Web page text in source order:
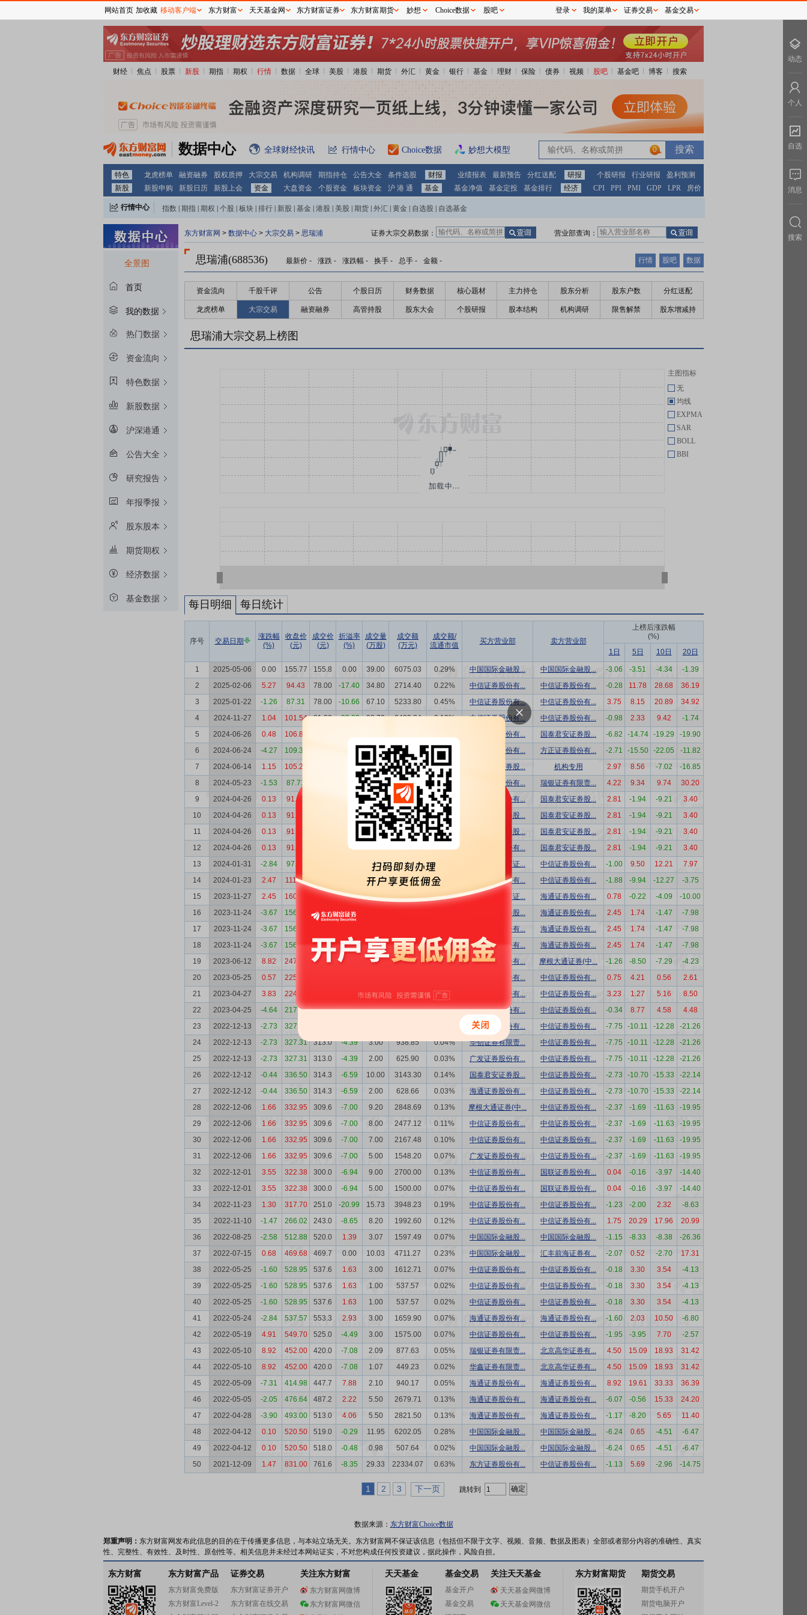
财经 焦点 股票 新股 期指 期权 行情 数据 全球 美股 港股 期货 外汇 黄金 银行 基金 理财 保险 债券 视频 股吧 基金吧 博客 搜索
数据中心 全球财经快讯 行情中心 Choice数据 妙想大模型 0
特色 龙虎榜单 融资融券 股权质押 大宗交易 机构调研 期指持仓 公告大全 条件选股 财报 业绩报表 最新预告 分红送配 研报 个股研报 行业研报
盈利预测
新股
新股申购 新股日历 新股上会 资金 大盘资金 个股资金 板块资金 沪 港 通 基金 基金净值 基金定投 基金排行 经济 CPI PPI PMI GDP LPR 房价
行情中心 指数 期指 期权 个股 板块 排行 新股 基金 港股 美股 期货 外汇 黄金 自选股 自选基金
全景图
首页
我的数据
热门数据
资金流向
特色数据
新股数据
沪深港通
公告大全
研究报告
年报季报
股东股本
期货期权
经济数据
基金数据
东方财富网 > 数据中心 > 大宗交易 > 思瑞浦 营业部查询：
证券大宗交易数据：
思瑞浦(688536) 最新价 - 涨跌 - 涨跌幅 - 换手 - 总手 - 金额 - 行情 股吧 数据
资金流向 千股千评 公告 个股日历 财务数据 核心题材 主力持仓 股东分析 股东户数 分红送配
龙虎榜单 大宗交易 融资融券 高管持股 股东大会 个股研报 股本结构 机构调研 限售解禁 股东增减持
思瑞浦大宗交易上榜图
主图指标
无
均线
EXPMA
SAR
BOLL
BBI
每日明细 每日统计
序号 交易日期
涨跌幅
(%)
收盘价
(元)
成交价
(元)
折溢率
(%)
成交量
(万股)
成交额
(万元)
成交额/
流通市值
买方营业部 卖方营业部
上榜后涨跌幅
(%)
1日
5日 10日 20日
1 2025-05-06 0.00 155.77 155.8 0.00 39.00 6075.03 0.29% 中国国际金融股... 中国国际金融股... -3.06 -3.51 -4.34
-1.39
2
2025-02-06 5.27 94.43 78.00 -17.40 34.80 2714.40 0.22% 中信证券股份有... 中信证券股份有... -0.28 11.78 28.68
36.19
3
2025-01-22 -1.26 87.31 78.00 -10.66 67.10 5233.80 0.45% 中信证券股份有... 中信证券股份有... 3.75 8.15 20.89
34.92
4
2024-11-27 1.04 101.54 81.20 -20.03 30.70 2492.84 0.19% 中信证券股份有... 中信证券股份有... -0.98 2.33 9.42
-1.74
5
2024-06-26 0.48 106.87 信达证券股份有... 国泰君安证券股... -6.82 -14.74 -19.29
-19.90
6
2024-06-24 -4.27 109.32 -16.43 4.86 444.45 0.03% 信达证券股份有... 方正证券股份有... -2.71 -15.50 -22.05
-11.82
7
2024-06-14 1.15 105.20 0.00 24.00 2524.80 0.18% 国泰君安证券股... 机构专用 2.97 8.56 -7.02
-16.85
8
2024-05-23 -1.53 87.71 9.15 823.36 0.07% 中信证券股份有... 瑞银证券有限责... 4.22 9.34 9.74
30.20
9
2024-04-26 0.13 91.17 0.00 26.80 2442.95 0.20% 海通证券股份有... 国泰君安证券股... 2.81 -1.94 -9.21
3.40
10
2024-04-26 0.13 91.17 0.00 11.37 1036.50 0.09% 国泰君安证券股... 国泰君安证券股... 2.81 -1.94 -9.21
3.40
11
2024-04-26 0.13 91.17 4.76 433.86 0.04% 中国银河证券股... 国泰君安证券股... 2.81 -1.94 -9.21
3.40
12
2024-04-26 0.13 91.17 0.00 3.34 304.85 0.03% 海通证券股份有... 国泰君安证券股... 2.81 -1.94 -9.21
3.40
13
2024-01-31 -2.84 97.67 3.00 290.07 0.02% 中国中金财富证... 中信证券股份有... -1.00 9.50 12.21
7.97
14
2024-01-23 2.47 111.61 9.80 1082.90 0.08% 中信证券股份有... 中信证券股份有... -1.88 -9.94 -12.27
-3.75
15
2023-11-27 2.45 160.11 144.8 -9.57 1.60 231.65 0.01% 中国中金财富证... 海通证券股份有... 0.78 -0.22 -4.09
-10.00
16
2023-11-24 -3.67 156.28 144.8 -7.36 中信建投证券股... 海通证券股份有... 2.45 1.74 -1.47
-7.98
17
2023-11-24 -3.67 156.28 财通证券股份有... 海通证券股份有... 2.45 1.74 -1.47
-7.98
18
2023-11-24 -3.67 156.28 144.8 -7.36 1.40 202.69 0.01% 民生证券股份有... 海通证券股份有... 2.45 1.74 -1.47
-7.98
19
2023-06-12 8.82 247.00 243.0 -1.62 7.56 1837.08 0.11% 中信证券股份有... 摩根大通证券(中... -1.26 -8.50 -7.29
-4.23
20
2023-05-25 0.57 225.28 中信证券股份有... 中信证券股份有... 0.75 4.21 0.56
2.61
21
2023-04-27 3.83 224.99 -22.22 17.00 2975.00 0.20% 中信证券股份有... 中信证券股份有... 3.23 1.27 5.16
8.50
22
2023-04-25 -4.64 217.43 183.0 -15.83 10.90 1994.70 0.14% 中信证券股份有... 中信证券股份有... -0.34 8.77 4.58
4.48
23
2022-12-13 -2.73 327.31 广发证券股份有... 中信证券股份有... -7.75 -10.11 -12.28
-21.26
24
2022-12-13 -2.73 327.31 313.0 -4.39 3.00 938.85 0.04% 华创证券有限责... 中信证券股份有... -7.75 -10.11 -12.28
-21.26
25
2022-12-13 -2.73 327.31 313.0 -4.39 2.00 625.90 0.03% 广发证券股份有... 中信证券股份有... -7.75 -10.11 -12.28
-21.26
26
2022-12-12 -0.44 336.50 314.3 -6.59 10.00 3143.30 0.14% 国泰君安证券股... 中信证券股份有... -2.73 -10.70 -15.33
-22.14
27
2022-12-12 -0.44 336.50 314.3 -6.59 2.00 628.66 0.03% 海通证券股份有... 中信证券股份有... -2.73 -10.70 -15.33
-22.14
28
2022-12-06 1.66 332.95 309.6 -7.00 9.20 2848.69 0.13% 摩根大通证券(中... 中信证券股份有... -2.37 -1.69 -11.63
-19.95
29
2022-12-06 1.66 332.95 309.6 -7.00 8.00 2477.12 0.11% 中信证券股份有... 中信证券股份有... -2.37 -1.69 -11.63
-19.95
30
2022-12-06 1.66 332.95 309.6 -7.00 7.00 2167.48 0.10% 中信证券股份有... 中信证券股份有... -2.37 -1.69 -11.63
-19.95
31
2022-12-06 1.66 332.95 309.6 -7.00 5.00 1548.20 0.07% 广发证券股份有... 中信证券股份有... -2.37 -1.69 -11.63
-19.95
32
2022-12-01 3.55 322.38 300.0 -6.94 9.00 2700.00 0.13% 中信证券股份有... 国联证券股份有... 0.04 -0.16 -3.97
-14.40
33
2022-12-01 3.55 322.38 300.0 -6.94 5.00 1500.00 0.07% 中信证券股份有... 国联证券股份有... 0.04 -0.16 -3.97
-14.40
34
2022-11-23 1.30 317.70 251.0 -20.99 15.73 3948.23 0.19% 中信证券股份有... 中信证券股份有... -1.23 -2.00 2.32
-8.63
35
2022-11-10 -1.47 266.02 243.0 -8.65 8.20 1992.60 0.12% 中信证券股份有... 中信证券股份有... 1.75 20.29 17.96
20.99
36
2022-08-25 -2.58 512.88 520.0 1.39 3.07 1597.49 0.07% 中国国际金融股... 中国国际金融股... -1.15 -8.33 -8.38
-26.36
37
2022-07-15 0.68 469.68 469.7 0.00 10.03 4711.27 0.23% 中国国际金融股... 汇丰前海证券有... -2.07 0.52 -2.70
17.31
38
2022-05-25 -1.60 528.95 537.6 1.63 3.00 1612.71 0.07% 中信证券股份有... 中信证券股份有... -0.18 3.30 3.54
-4.13
39
2022-05-25 -1.60 528.95 537.6 1.63 1.00 537.57 0.02% 中信证券股份有... 中信证券股份有... -0.18 3.30 3.54
-4.13
40
2022-05-25 -1.60 528.95 537.6 1.63 1.00 537.57 0.02% 中信证券股份有... 中信证券股份有... -0.18 3.30 3.54
-4.13
41
2022-05-24 -2.84 537.57 553.3 2.93 3.00 1659.90 0.07% 海通证券股份有... 海通证券股份有... -1.60 2.03 10.50
-6.80
42
2022-05-19 4.91 549.70 525.0 -4.49 3.00 1575.00 0.07% 中信证券股份有... 中信证券股份有... -1.95 -3.95 7.70
-2.57
43
2022-05-10 8.92 452.00 420.0 -7.08 2.09 877.63 0.05% 瑞银证券有限责... 北京高华证券有... 4.50 15.09 18.93
31.42
44
2022-05-10 8.92 452.00 420.0 -7.08 1.07 449.23 0.02% 华鑫证券有限责... 北京高华证券有... 4.50 15.09 18.93
31.42
45
2022-05-09 -7.31 414.98 447.7 7.88 2.10 940.17 0.05% 海通证券股份有... 海通证券股份有... 8.92 19.61 33.33
36.39
46
2022-05-05 -2.05 476.64 487.2 2.22 5.50 2679.71 0.13% 海通证券股份有... 海通证券股份有... -6.07 -0.56 15.33
24.20
47
2022-04-28 -3.90 493.00 513.0 4.06 5.50 2821.50 0.13% 海通证券股份有... 海通证券股份有... -1.17 -8.20 5.65
11.40
48
2022-04-12 0.10 520.50 519.0 -0.29 11.95 6202.05 0.28% 中国国际金融股... 中国国际金融股... -6.24 0.65 -4.51
-6.47
49
2022-04-12 0.10 520.50 518.0 -0.48 0.98 507.64 0.02% 中国国际金融股... 中国国际金融股... -6.24 0.65 -4.51
-6.47
50
2021-12-09 1.47 831.00 761.6 -8.35 29.33 22334.07 0.63% 东方证券股份有... 中信证券股份有... -1.13 5.69 -2.96 -14.75
1 2 3 下一页 跳转到
数据来源： 东方财富Choice数据
郑重声明： 东方财富网发布此信息的目的在于传播更多信息，与本站立场无关。东方财富网不保证该信息（包括但不限于文字、视频、音频、数据及图表）全部或者部分内容的准确性、真实
性、完整性、有效性、及时性、原创性等。相关信息并未经过本网站证实，不对您构成任何投资建议，据此操作，风险自担。
东方财富 东方财富产品
东方财富免费版
东方财富Level-2
证券交易
东方财富证券开户
东方财富在线交易
关注东方财富
东方财富网微博
东方财富网微信
天天基金 基金交易
基金开户
基金交易
关注天天基金
天天基金网微博
天天基金网微信
东方财富期货 期货交易
期货手机开户
期货电脑开户
网站首页 加收藏 移动客户端 东方财富 天天基金网 东方财富证券 东方财富期货 妙想 Choice数据 股吧 登录 我的菜单 证券交易 基金交易
动态
个人
自选
消息
搜索